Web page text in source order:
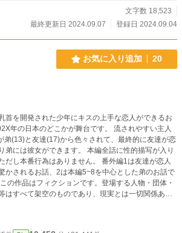
文字数 18,523
最終更新日 2024.09.07
登録日 2024.09.04
お気に入り追加 20
首を開発された少年にキスの上手な恋人ができるお
弟(13)と友達(17)から色々されて、最終的に友達が恋
弟には彼女ができます。 本編全話に性的描写が入り
だし本番行為はありません。 番外編1は友達が恋人
かされるお話、2は本編5~8を中心とした弟のお話で
はすべて架空のものであり、現実とは一切関係あり
©恩陀ドラック